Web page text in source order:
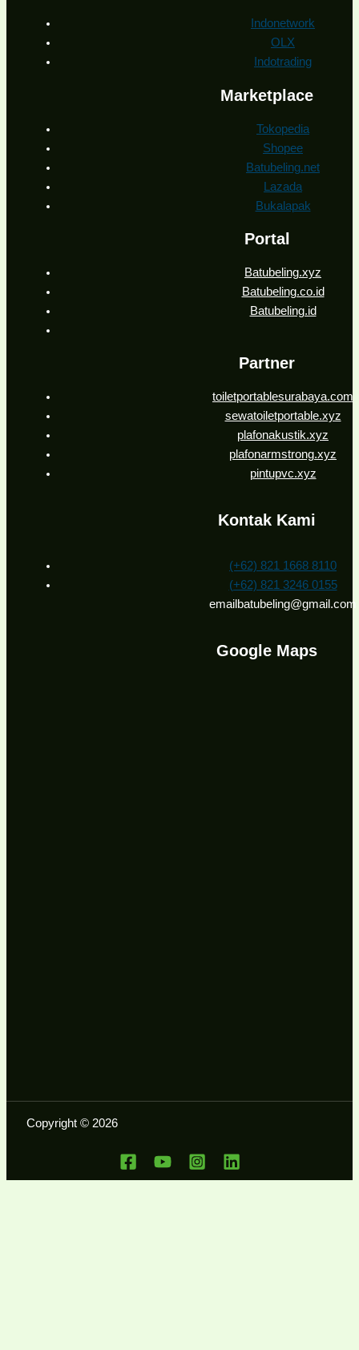
Indonetwork
OLX
Indotrading
Marketplace
Tokopedia
Shopee
Batubeling.net
Lazada
Bukalapak
Portal
Batubeling.xyz
Batubeling.co.id
Batubeling.id
Partner
toiletportablesurabaya.com
sewatoiletportable.xyz
plafonakustik.xyz
plafonarmstrong.xyz
pintupvc.xyz
Kontak Kami
(+62) 821 1668 8110
(+62) 821 3246 0155
emailbatubeling@gmail.com
Google Maps
Copyright © 2026